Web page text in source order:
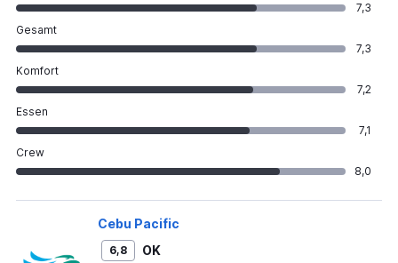
7,3
Gesamt
7,3
Komfort
7,2
Essen
7,1
Crew
8,0
Cebu Pacific
6,8
OK